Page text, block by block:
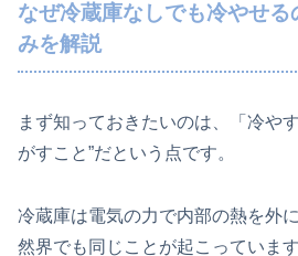
なぜ冷蔵庫なしでも冷やせる
みを解説
まず知っておきたいのは、「冷や
がすこと”だという点です。
冷蔵庫は電気の力で内部の熱を外
然界でも同じことが起こっています